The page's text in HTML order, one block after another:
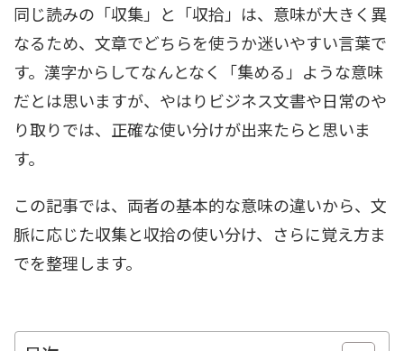
同じ読みの「収集」と「収拾」は、意味が大きく異
なるため、文章でどちらを使うか迷いやすい言葉で
す。漢字からしてなんとなく「集める」ような意味
だとは思いますが、やはりビジネス文書や日常のや
り取りでは、正確な使い分けが出来たらと思いま
す。
この記事では、両者の基本的な意味の違いから、文
脈に応じた収集と収拾の使い分け、さらに覚え方ま
でを整理します。